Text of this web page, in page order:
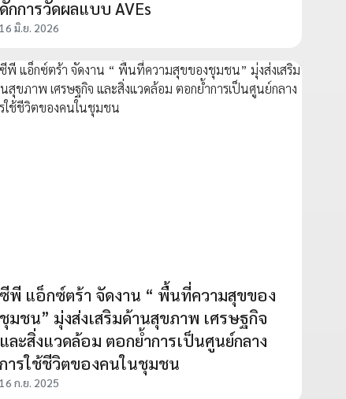
ดักการวัดผลแบบ AVEs
16 มิ.ย. 2026
ซีพี แอ็กซ์ตร้า จัดงาน “ พื้นที่ความสุขของ
ชุมชน” มุ่งส่งเสริมด้านสุขภาพ เศรษฐกิจ
และสิ่งแวดล้อม ตอกย้ำการเป็นศูนย์กลาง
การใช้ชีวิตของคนในชุมชน
16 ก.ย. 2025